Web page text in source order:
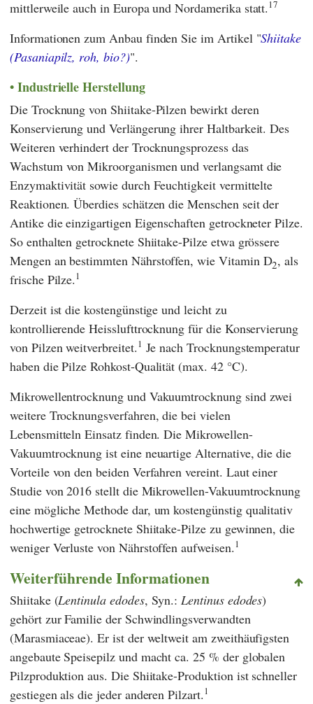
mittlerweile auch in Europa und Nordamerika statt.17
Informationen zum Anbau finden Sie im Artikel "Shiitake
(Pasaniapilz, roh, bio?)".
Industrielle Herstellung
Die Trocknung von Shiitake-Pilzen bewirkt deren
Konservierung und Verlängerung ihrer Haltbarkeit. Des
Weiteren verhindert der Trocknungsprozess das
Wachstum von Mikroorganismen und verlangsamt die
Enzymaktivität sowie durch Feuchtigkeit vermittelte
Reaktionen. Überdies schätzen die Menschen seit der
Antike die einzigartigen Eigenschaften getrockneter Pilze.
So enthalten getrocknete Shiitake-Pilze etwa grössere
Mengen an bestimmten Nährstoffen, wie Vitamin D2, als
frische Pilze.1
Derzeit ist die kostengünstige und leicht zu
kontrollierende Heisslufttrocknung für die Konservierung
von Pilzen weitverbreitet.1 Je nach Trocknungstemperatur
haben die Pilze Rohkost-Qualität (max. 42 °C).
Mikrowellentrocknung und Vakuumtrocknung sind zwei
weitere Trocknungsverfahren, die bei vielen
Lebensmitteln Einsatz finden. Die Mikrowellen-
Vakuumtrocknung ist eine neuartige Alternative, die die
Vorteile von den beiden Verfahren vereint. Laut einer
Studie von 2016 stellt die Mikrowellen-Vakuumtrocknung
eine mögliche Methode dar, um kostengünstig qualitativ
hochwertige getrocknete Shiitake-Pilze zu gewinnen, die
weniger Verluste von Nährstoffen aufweisen.1
Weiterführende Informationen
Shiitake (Lentinula edodes, Syn.: Lentinus edodes)
gehört zur Familie der Schwindlingsverwandten
(Marasmiaceae). Er ist der weltweit am zweithäufigsten
angebaute Speisepilz und macht ca. 25 % der globalen
Pilzproduktion aus. Die Shiitake-Produktion ist schneller
gestiegen als die jeder anderen Pilzart.1